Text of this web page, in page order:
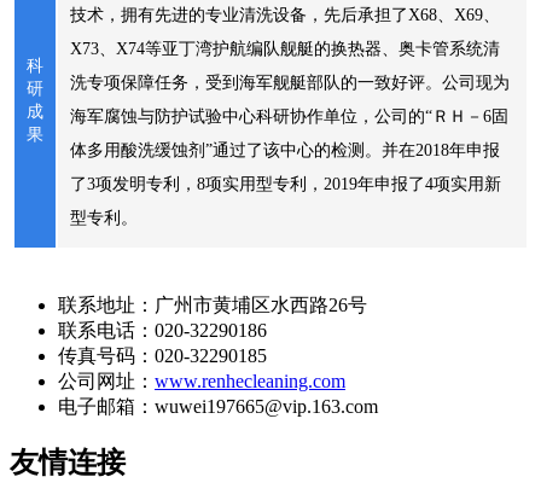
科
研
成
果
技术，拥有先进的专业清洗设备，先后承担了X68、X69、
X73、X74等亚丁湾护航编队舰艇的换热器、奥卡管系统清
洗专项保障任务，受到海军舰艇部队的一致好评。公司现为
海军腐蚀与防护试验中心科研协作单位，公司的“ＲＨ－6固
体多用酸洗缓蚀剂”通过了该中心的检测。并在2018年申报
了3项发明专利，8项实用型专利，2019年申报了4项实用新
型专利。
联系地址：广州市黄埔区水西路26号
联系电话：020-32290186
传真号码：020-32290185
公司网址： www.renhecleaning.com
电子邮箱：wuwei197665@vip.163.com
友情连接